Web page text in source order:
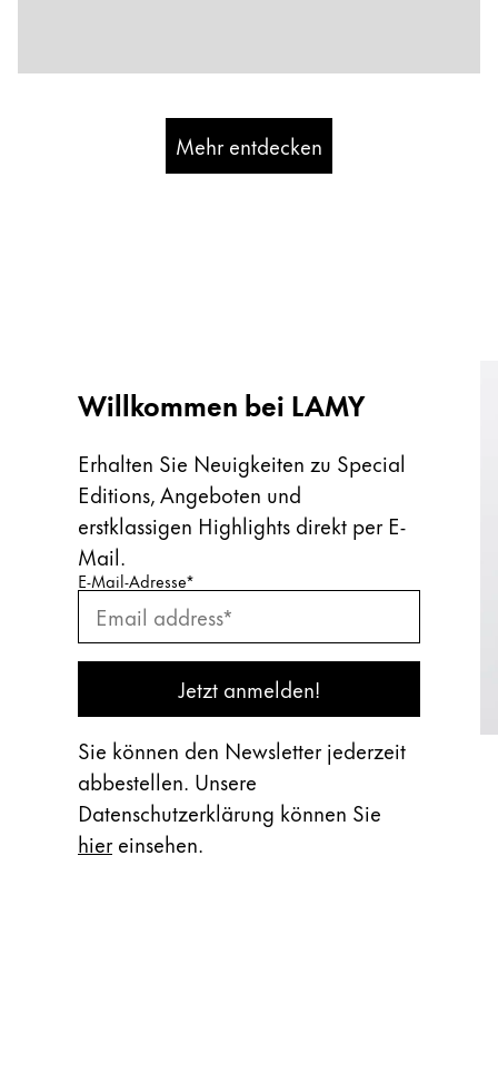
Mehr entdecken
Willkommen bei LAMY
Erhalten Sie Neuigkeiten zu Special
Editions, Angeboten und
erstklassigen Highlights direkt per E-
Mail.
Bitte geben Sie Ihre E-Mail-
E-Mail-Adresse*
Geben Sie hier Ihre E-Mail-Adresse ein, um
Jetzt anmelden!
Newsletter abonnieren
Sie können den Newsletter jederzeit
abbestellen. Unsere
Datenschutzerklärung können Sie
hiereinsehen.